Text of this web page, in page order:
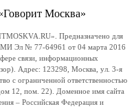
Москва»
Предназначено для
СМИ Эл № 77-64961 от 04 марта 2016
связи, информационных
Адрес: 123298, Москва, ул. 3-я
с ограниченной ответственностью
12, пом. 22). Доменное имя сайта
– Российская Федерация и